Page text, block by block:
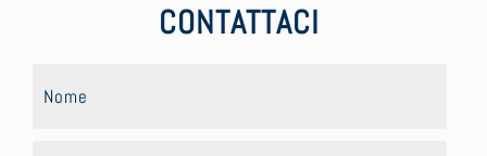
CONTATTACI